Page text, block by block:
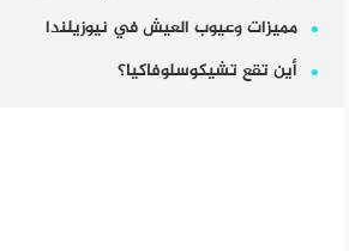
مميزات وعيوب العيش في نيوزيلندا
أين تقع تشيكوسلوفاكيا؟